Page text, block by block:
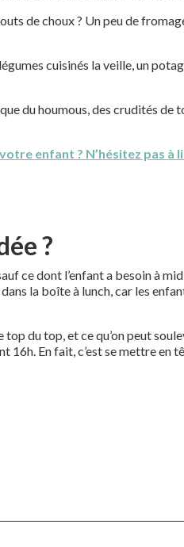
de choux ? Un peu de
cuisinés la veille, un
du houmous, des crudités
enfant ? N’hésitez pas à
?
ce dont l’enfant a besoin à
la boîte à lunch, car les
top du top, et ce qu’on peut
16h. En fait, c’est se mettre en